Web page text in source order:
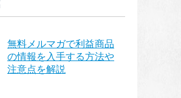
無料メルマガで利益商品
の情報を入手する方法や
注意点を解説